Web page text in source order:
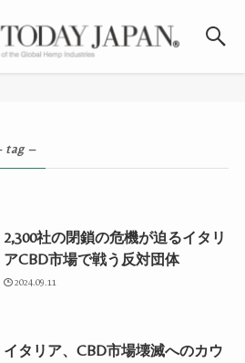
tag –
2,300社の閉鎖の危機が迫るイタリ
アCBD市場で戦う反対団体
2024.09.11
イタリア、CBD市場壊滅へのカウ